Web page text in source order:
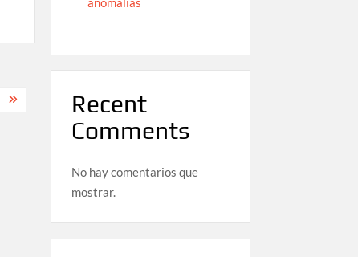
Recent
Comments
No hay comentarios que
mostrar.